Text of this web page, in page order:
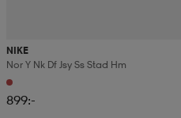
NIKE
Nor Y Nk Df Jsy Ss Stad Hm
899:-